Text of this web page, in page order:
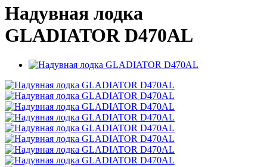
Надувная лодка
GLADIATOR D470AL